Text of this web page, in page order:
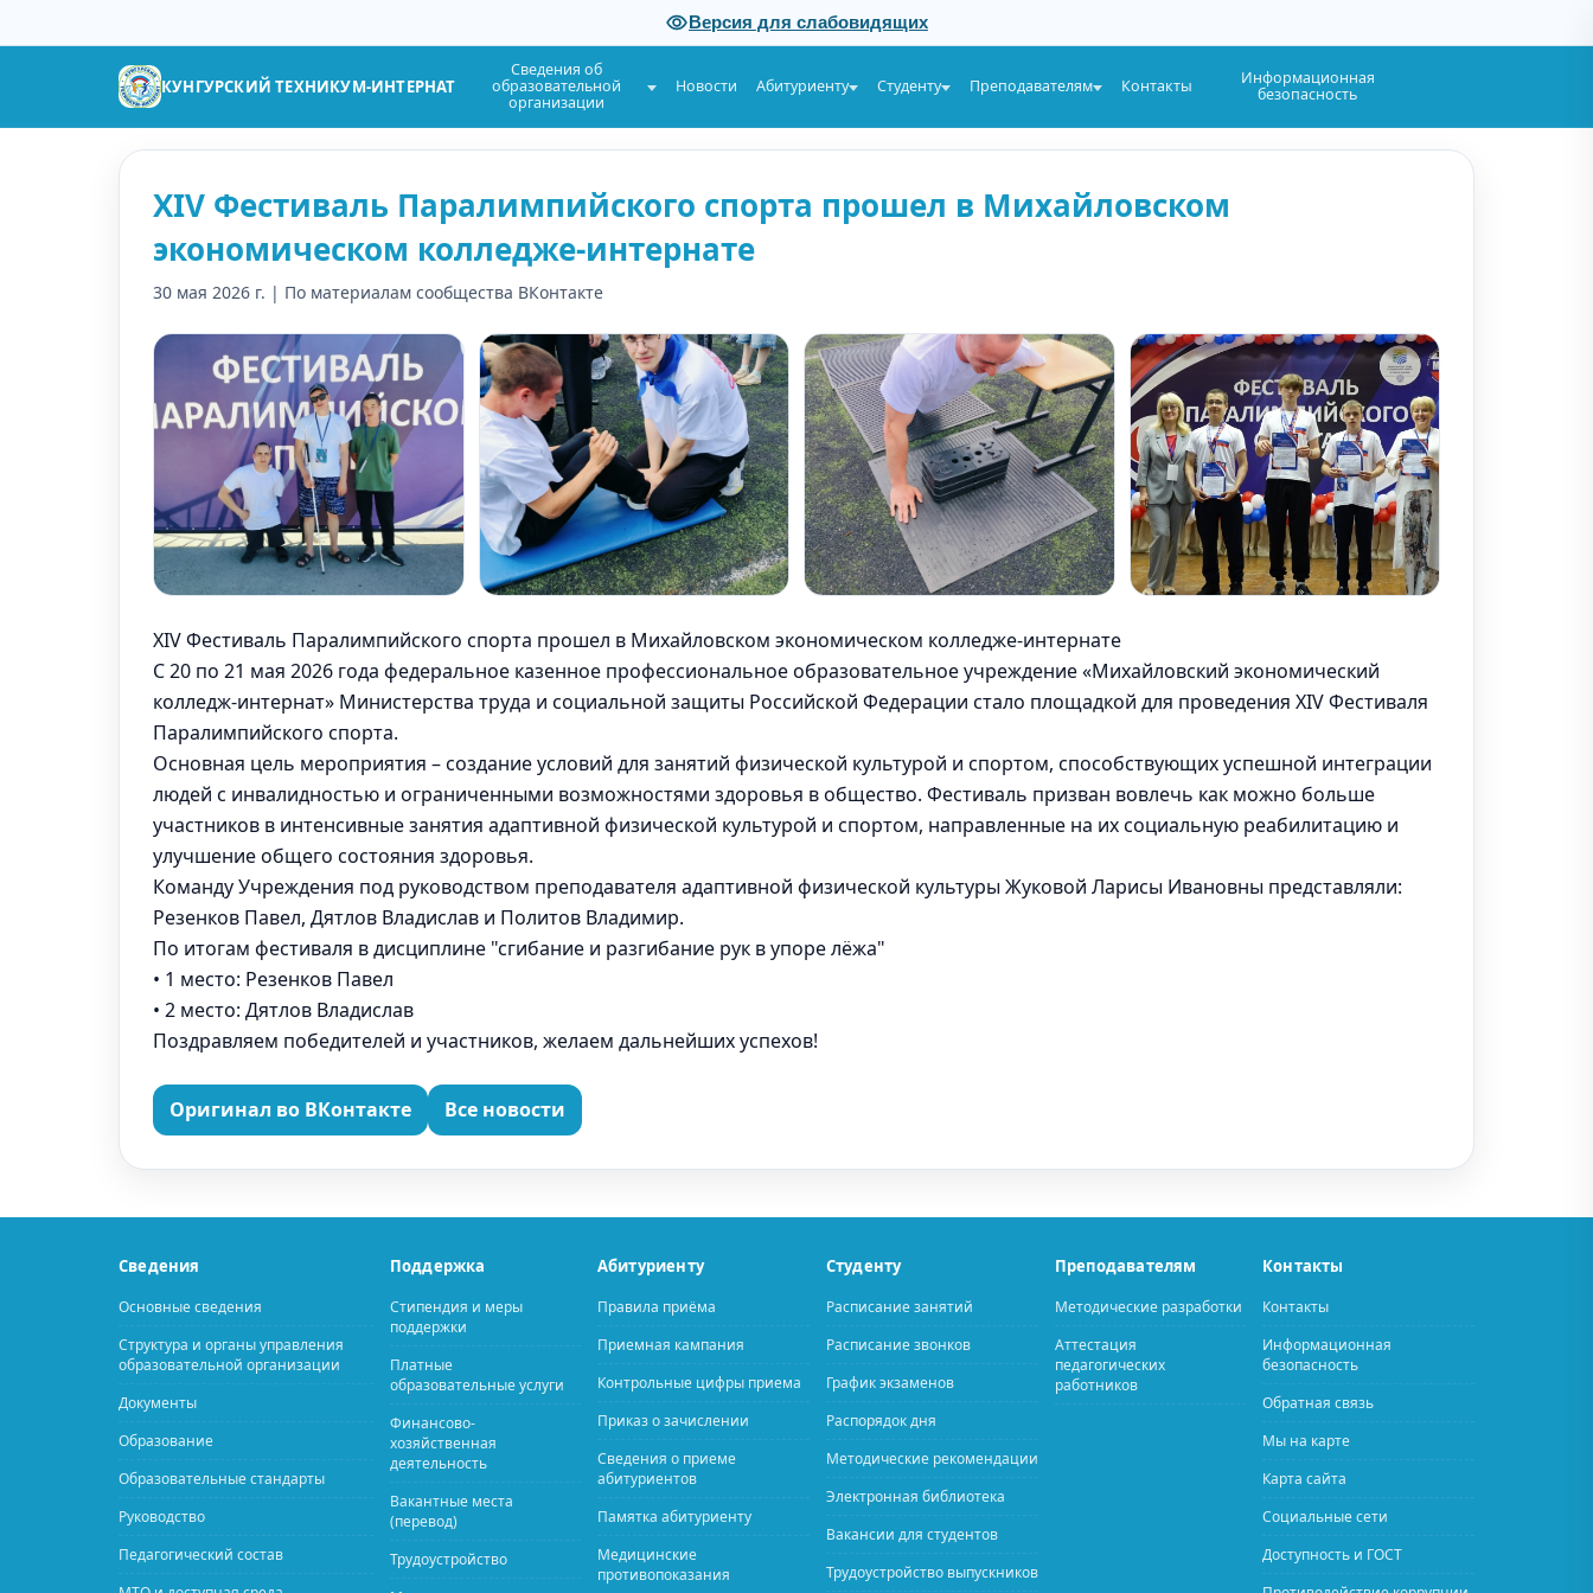
Версия для слабовидящих
КУНГУРСКИЙ ТЕХНИКУМ-ИНТЕРНАТ
Сведения об
образовательной
организации
Новости Абитуриенту Студенту Преподавателям Контакты
Информационная
безопасность
XIV Фестиваль Паралимпийского спорта прошел в Михайловском
экономическом колледже-интернате
30 мая 2026 г. | По материалам сообщества ВКонтакте
XIV Фестиваль Паралимпийского спорта прошел в Михайловском экономическом колледже-интернате
С 20 по 21 мая 2026 года федеральное казенное профессиональное образовательное учреждение «Михайловский экономический
колледж-интернат» Министерства труда и социальной защиты Российской Федерации стало площадкой для проведения XIV Фестиваля
Паралимпийского спорта.
Основная цель мероприятия – создание условий для занятий физической культурой и спортом, способствующих успешной интеграции
людей с инвалидностью и ограниченными возможностями здоровья в общество. Фестиваль призван вовлечь как можно больше
участников в интенсивные занятия адаптивной физической культурой и спортом, направленные на их социальную реабилитацию и
улучшение общего состояния здоровья.
Команду Учреждения под руководством преподавателя адаптивной физической культуры Жуковой Ларисы Ивановны представляли:
Резенков Павел, Дятлов Владислав и Политов Владимир.
По итогам фестиваля в дисциплине "сгибание и разгибание рук в упоре лёжа"
• 1 место: Резенков Павел
• 2 место: Дятлов Владислав
Поздравляем победителей и участников, желаем дальнейших успехов!
Оригинал во ВКонтакте Все новости
Сведения
Основные сведения
Структура и органы управления
образовательной организации
Документы
Образование
Образовательные стандарты
Руководство
Педагогический состав
Поддержка
Стипендия и меры
поддержки
Платные
образовательные услуги
Финансово-
хозяйственная
деятельность
Вакантные места
(перевод)
Трудоустройство
Абитуриенту
Правила приёма
Приемная кампания
Контрольные цифры приема
Приказ о зачислении
Сведения о приеме
абитуриентов
Памятка абитуриенту
Медицинские
противопоказания
Студенту
Расписание занятий
Расписание звонков
График экзаменов
Распорядок дня
Методические рекомендации
Электронная библиотека
Вакансии для студентов
Трудоустройство выпускников
Преподавателям
Методические разработки
Аттестация
педагогических
работников
Контакты
Контакты
Информационная
безопасность
Обратная связь
Мы на карте
Карта сайта
Социальные сети
Доступность и ГОСТ